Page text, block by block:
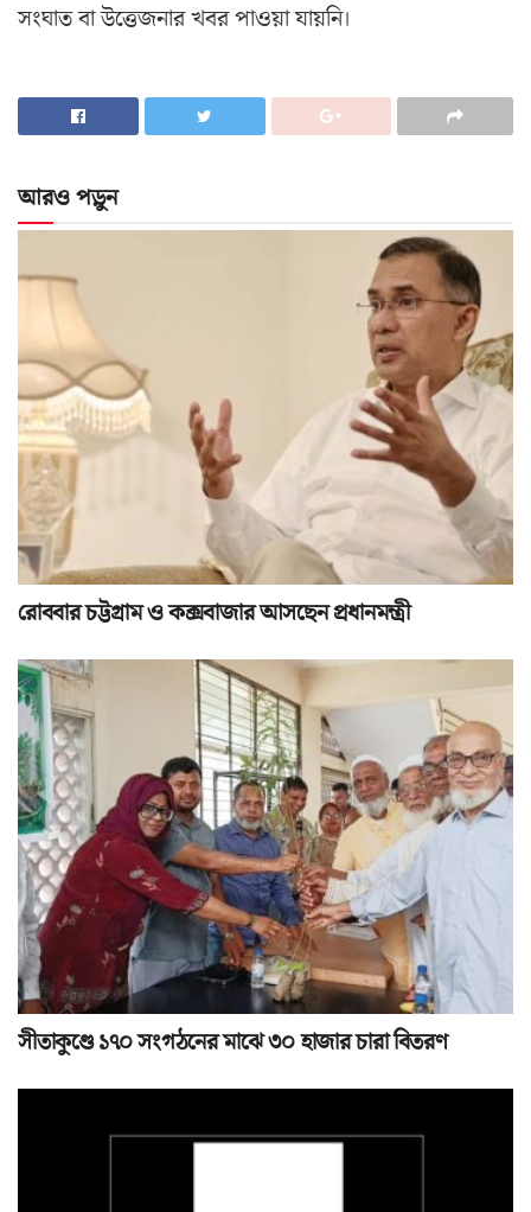
সংঘাত বা উত্তেজনার খবর পাওয়া যায়নি।
আরও পড়ুন
রোববার চট্টগ্রাম ও কক্সবাজার আসছেন প্রধানমন্ত্রী
সীতাকুণ্ডে ১৭০ সংগঠনের মাঝে ৩০ হাজার চারা বিতরণ